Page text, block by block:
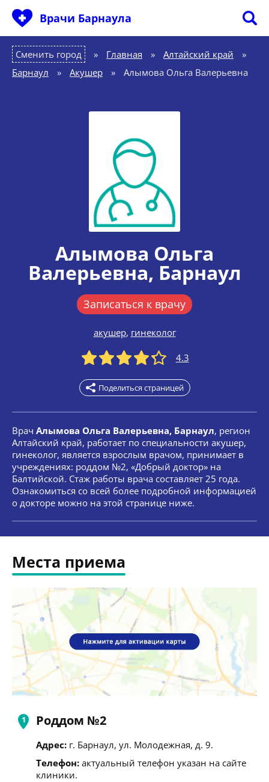
Врачи Барнаула
Сменить город Главная » Алтайский край
»
Барнаул
» Акушер » Алымова Ольга Валерьевна
Алымова Ольга
Валерьевна, Барнаул
Записаться к врачу
акушер, гинеколог
4.3
Поделиться страницей
Врач Алымова Ольга Валерьевна, Барнаул, регион
Алтайский край, работает по специальности акушер,
гинеколог, является взрослым врачом, принимает в
учреждениях: роддом №2, «Добрый доктор» на
Балтийской. Стаж работы врача составляет 25 года.
Ознакомиться со всей более подробной информацией
о докторе можно на этой странице ниже.
Места приема
Роддом №2
Адрес: г. Барнаул, ул. Молодежная, д. 9.
Телефон: актуальный телефон указан на сайте
клиники.